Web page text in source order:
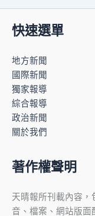
快速選單
地方新聞
國際新聞
獨家報導
綜合報導
政治新聞
關於我們
著作權聲明
天晴報所刊載內容
音、檔案、網站版面